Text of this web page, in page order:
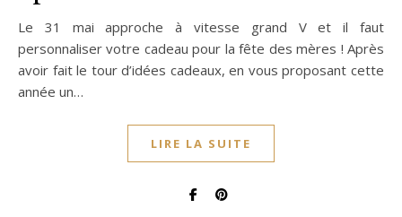
Le 31 mai approche à vitesse grand V et il faut
personnaliser votre cadeau pour la fête des mères ! Après
avoir fait le tour d’idées cadeaux, en vous proposant cette
année un…
LIRE LA SUITE